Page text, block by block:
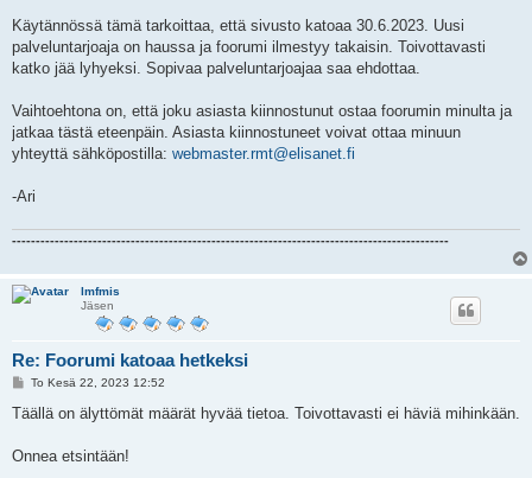
Käytännössä tämä tarkoittaa, että sivusto katoaa 30.6.2023. Uusi
palveluntarjoaja on haussa ja foorumi ilmestyy takaisin. Toivottavasti
katko jää lyhyeksi. Sopivaa palveluntarjoajaa saa ehdottaa.
Vaihtoehtona on, että joku asiasta kiinnostunut ostaa foorumin minulta ja
jatkaa tästä eteenpäin. Asiasta kiinnostuneet voivat ottaa minuun
yhteyttä sähköpostilla: webmaster.rmt@elisanet.fi
-Ari
--------------------------------------------------------------------------------------------
lmfmis
Jäsen
Re: Foorumi katoaa hetkeksi
V
e
i
To Kesä 22, 2023 12:52
Täällä on älyttömät määrät hyvää tietoa. Toivottavasti ei häviä mihinkään.
Onnea etsintään!